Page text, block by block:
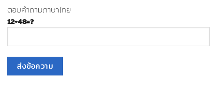
ตอบคำถามภาษาไทย
12+48=?